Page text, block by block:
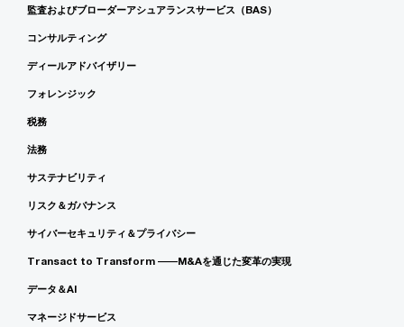
監査およびブローダーアシュアランスサービス（BAS）
コンサルティング
ディールアドバイザリー
フォレンジック
税務
法務
サステナビリティ
リスク＆ガバナンス
サイバーセキュリティ＆プライバシー
Transact to Transform ――M&Aを通じた変革の実現
データ＆AI
マネージドサービス